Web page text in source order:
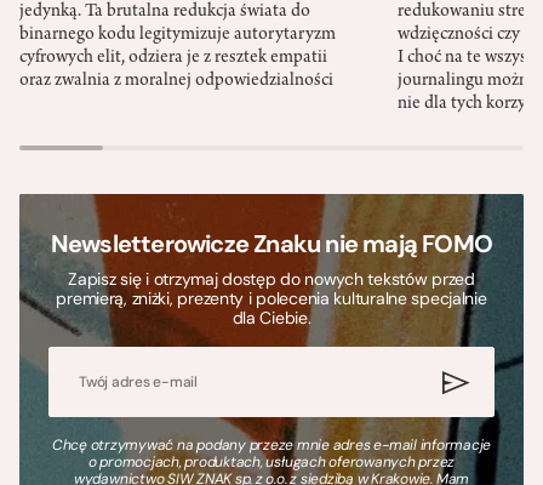
jedynką. Ta brutalna redukcja świata do
binarnego kodu legitymizuje autorytaryzm
cyfrowych elit, odziera je z resztek empatii
oraz zwalnia z moralnej odpowiedzialności
redukowaniu
wdzięczności czy
I choć na te
journalingu można
nie dla tych
Newsletterowicze Znaku nie mają FOMO
Zapisz się i otrzymaj dostęp do nowych tekstów przed
premierą, zniżki, prezenty i polecenia kulturalne specjalnie
dla Ciebie.
Chcę otrzymywać na podany przeze mnie adres e-mail informacje
o promocjach, produktach, usługach oferowanych przez
wydawnictwo SIW ZNAK sp. z o.o. z siedzibą w Krakowie. Mam